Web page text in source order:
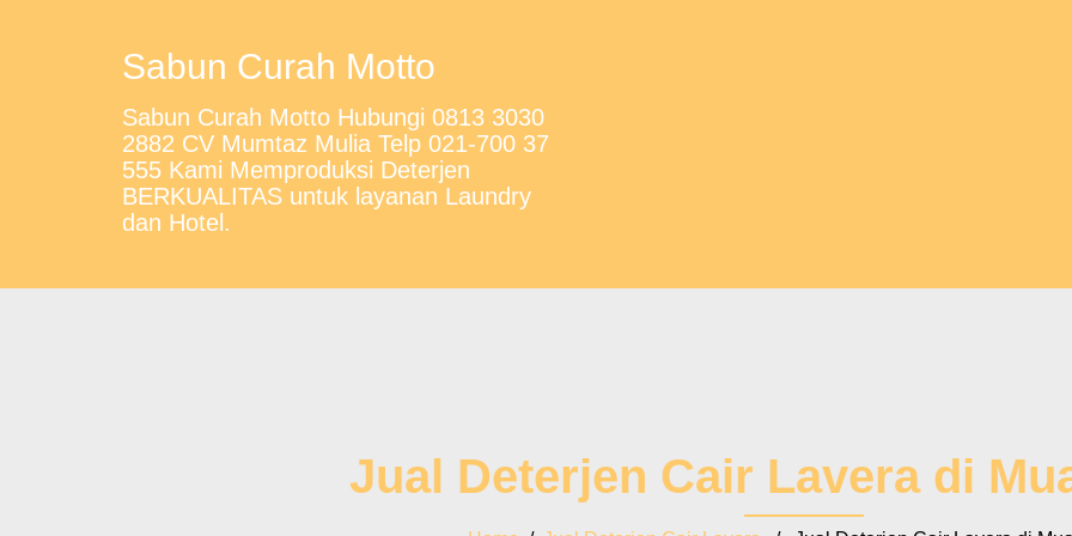
Sabun Curah Motto
Sabun Curah Motto Hubungi 0813 3030
2882 CV Mumtaz Mulia Telp 021-700 37
555 Kami Memproduksi Deterjen
BERKUALITAS untuk layanan Laundry
dan Hotel.
Jual Deterjen Cair Lavera di